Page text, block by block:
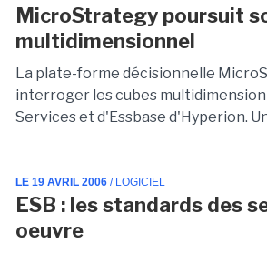
MicroStrategy poursuit
multidimensionnel
La plate-forme décisionnelle
interroger les cubes
Services et d'Essbase d'Hyperion.
LE 19 AVRIL 2006 / LOGICIEL
ESB : les standards des
oeuvre